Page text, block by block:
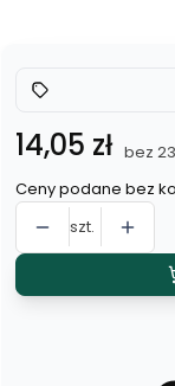
Cena
14,05 zł bez
Ceny podane bez
szt.